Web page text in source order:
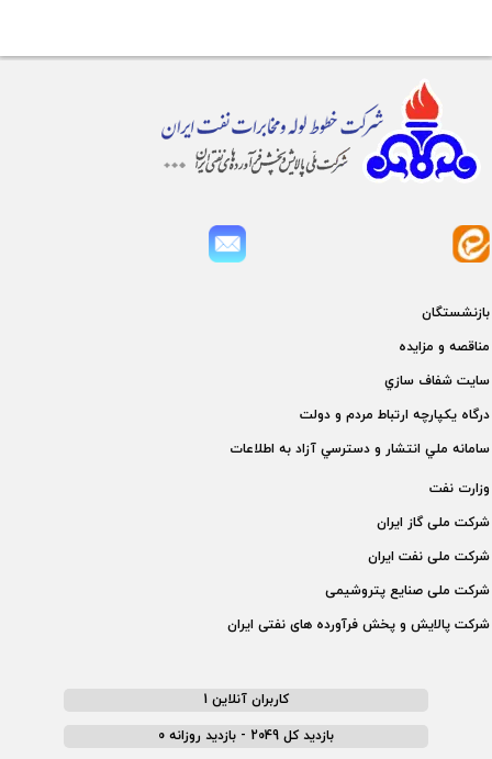
بازنشستگان
مناقصه و مزايده
سايت شفاف سازي
درگاه يكپارچه ارتباط مردم و دولت
سامانه ملي انتشار و دسترسي آزاد به اطلاعات
وزارت نفت
شركت ملی گاز ايران
شركت ملی نفت ايران
شركت ملی صنايع پتروشيمی
شركت پالايش و پخش فرآورده های نفتی ايران
کاربران آنلاین 1
بازدید کل 2049 - بازدید روزانه 0